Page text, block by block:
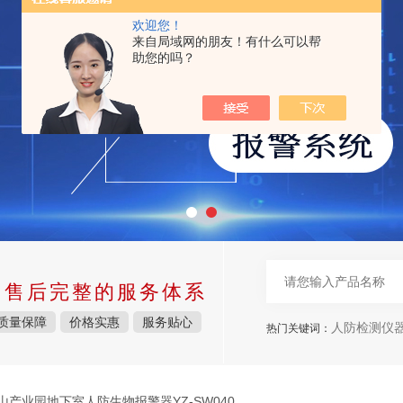
欢迎您！
来自局域网的朋友！有什么可以帮
助您的吗？
后完整的服务体系
量保障 价格实惠 服务贴心 热门关键词： 人防检测仪